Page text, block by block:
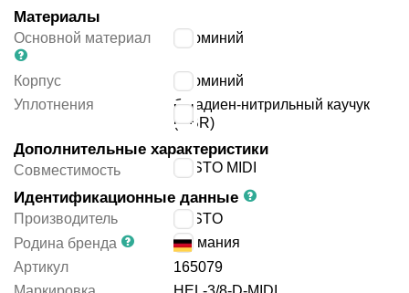
Материалы
Основной материал алюминий
Корпус
алюминий
Уплотнения
бутадиен-нитрильный каучук
(NBR)
Дополнительные характеристики
Совместимость FESTO MIDI
Идентификационные данные
Производитель
FESTO
Родина бренда
Германия
Артикул
165079